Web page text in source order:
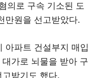
의로 구속 기소된 도
만원을 선고받았다.
아파트 건설부지 매입
가로 뇌물을 받아 구
받기도 했다.